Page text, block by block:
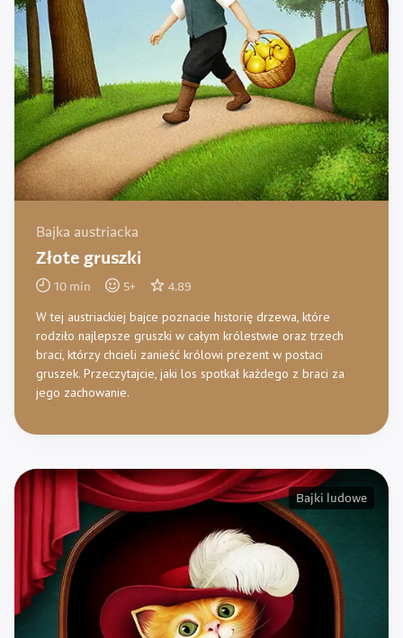
Bajka austriacka
Złote gruszki
10 min 5+ 4.89
W tej austriackiej bajce poznacie historię drzewa, które
rodziło najlepsze gruszki w całym królestwie oraz trzech
braci, którzy chcieli zanieść królowi prezent w postaci
gruszek. Przeczytajcie, jaki los spotkał każdego z braci za
jego zachowanie.
Bajki ludowe